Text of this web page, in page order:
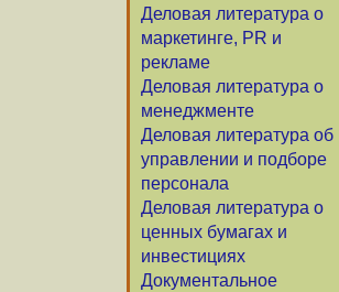
Деловая литература о
маркетинге, PR и
рекламе
Деловая литература о
менеджменте
Деловая литература об
управлении и подборе
персонала
Деловая литература о
ценных бумагах и
инвестициях
Документальное